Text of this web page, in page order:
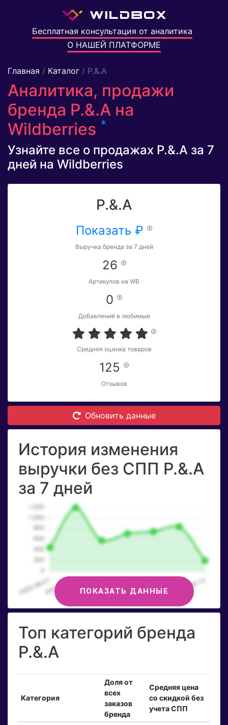
Бесплатная консультация от аналитика
О НАШЕЙ ПЛАТФОРМЕ
Главная / Каталог / P.&.A
Аналитика, продажи
бренда P.&.A на
Wildberries *
Узнайте все о продажах P.&.A за 7
дней на Wildberries
P.&.A
Показать ₽
Выручка бренда за 7 дней
26
Артикулов на WB
0
Добавлений в любимые
Средняя оценка товаров
125
Отзывов
Обновить данные
История изменения
выручки без СПП P.&.A
за 7 дней
ПОКАЗАТЬ ДАННЫЕ
Топ категорий бренда
P.&.A
Категория
Доля от
всех
заказов
бренда
Средняя цена
со скидкой без
учета СПП